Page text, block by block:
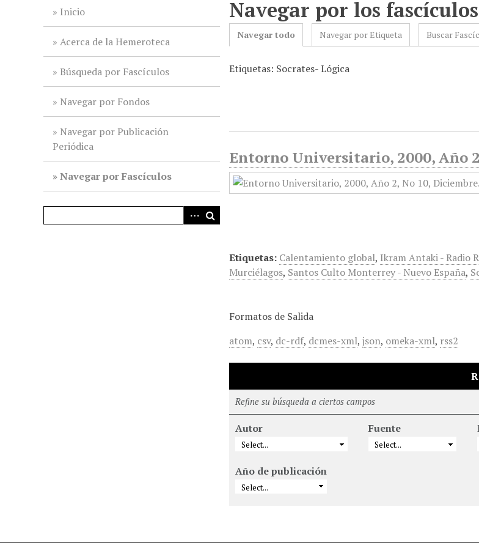
Inicio
Acerca de la Hemeroteca
Búsqueda por Fascículos
Navegar por Fondos
Navegar por Publicación
Periódica
Navegar por Fascículos
Navegar por los
Navegar todo Navegar por Etiqueta Buscar
Etiquetas: Socrates- Lógica
Entorno Universitario, 2000, Año
Etiquetas: Calentamiento global, Ikram Antaki - Radio
Murciélagos, Santos Culto Monterrey - Nuevo España,
Formatos de Salida
atom, csv, dc-rdf, dcmes-xml,json, omeka-xml, rss2
Refine su búsqueda a ciertos campos
Autor Fuente
Año de publicación